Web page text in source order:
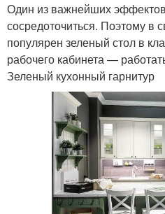
Один из важнейших
сосредоточиться. Поэтому в
популярен зеленый стол в
рабочего кабинета —
Зеленый кухонный гарнитур